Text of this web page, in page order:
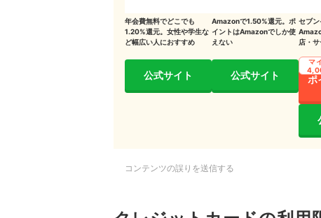
年会費無料でどこでも
1.20%還元。女性や学生な
ど幅広い人におすすめ
公式サイト
Amazonで1.50%還元。ポ
イントはAmazonでしか使
えない
公式サイト
セブン
店・
1枚
ポ
マ
コンテンツの誤りを送信する